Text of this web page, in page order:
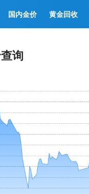
国内金价 黄金回收
询